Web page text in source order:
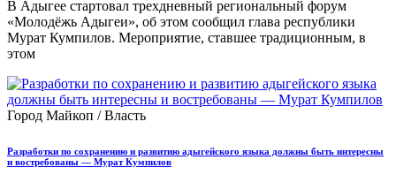
В Адыгее стартовал трехдневный региональный форум
«Молодёжь Адыгеи», об этом сообщил глава республики
Мурат Кумпилов. Мероприятие, ставшее традиционным, в
этом
Город Майкоп / Власть
Разработки по сохранению и развитию адыгейского языка должны быть интересны
и востребованы — Мурат Кумпилов